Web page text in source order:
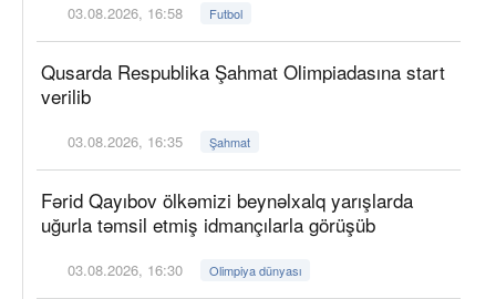
03.08.2026, 16:58 Futbol
Qusarda Respublika Şahmat Olimpiadasına start
verilib
03.08.2026, 16:35 Şahmat
Fərid Qayıbov ölkəmizi beynəlxalq yarışlarda
uğurla təmsil etmiş idmançılarla görüşüb
03.08.2026, 16:30 Olimpiya dünyası